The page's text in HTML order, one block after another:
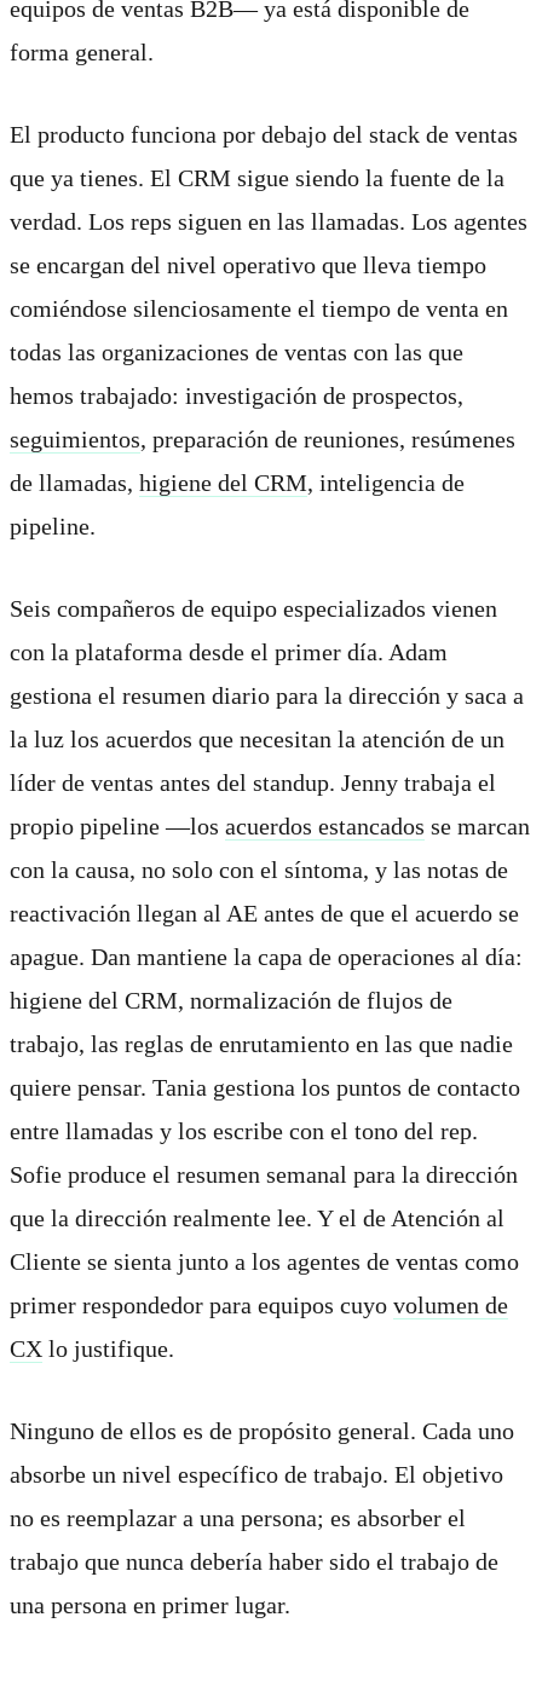
equipos de ventas B2B— ya está disponible de
forma general.
El producto funciona por debajo del stack de ventas
que ya tienes. El CRM sigue siendo la fuente de la
verdad. Los reps siguen en las llamadas. Los agentes
se encargan del nivel operativo que lleva tiempo
comiéndose silenciosamente el tiempo de venta en
todas las organizaciones de ventas con las que
hemos trabajado: investigación de prospectos,
seguimientos, preparación de reuniones, resúmenes
de llamadas, higiene del CRM, inteligencia de
pipeline.
Seis compañeros de equipo especializados vienen
con la plataforma desde el primer día. Adam
gestiona el resumen diario para la dirección y saca a
la luz los acuerdos que necesitan la atención de un
líder de ventas antes del standup. Jenny trabaja el
propio pipeline —los acuerdos estancados se marcan
con la causa, no solo con el síntoma, y las notas de
reactivación llegan al AE antes de que el acuerdo se
apague. Dan mantiene la capa de operaciones al día:
higiene del CRM, normalización de flujos de
trabajo, las reglas de enrutamiento en las que nadie
quiere pensar. Tania gestiona los puntos de contacto
entre llamadas y los escribe con el tono del rep.
Sofie produce el resumen semanal para la dirección
que la dirección realmente lee. Y el de Atención al
Cliente se sienta junto a los agentes de ventas como
primer respondedor para equipos cuyo volumen de
CX lo justifique.
Ninguno de ellos es de propósito general. Cada uno
absorbe un nivel específico de trabajo. El objetivo
no es reemplazar a una persona; es absorber el
trabajo que nunca debería haber sido el trabajo de
una persona en primer lugar.